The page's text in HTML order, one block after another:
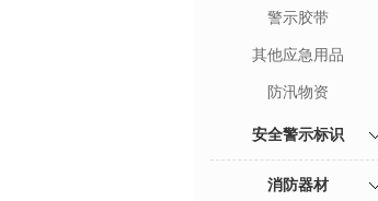
警示胶带
其他应急用品
防汛物资
安全警示标识
消防器材